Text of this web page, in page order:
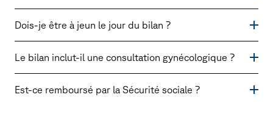
Oui, nous adaptons les examens en fonction de l’âge et
Dois-je être à jeun le jour du bilan ?
Oui, pour certains examens sanguins. Nous vous
Le bilan inclut-il une consultation gynécologique ?
Elle est incluse si elle est pertinente pour votre profil.
Est-ce remboursé par la Sécurité sociale ?